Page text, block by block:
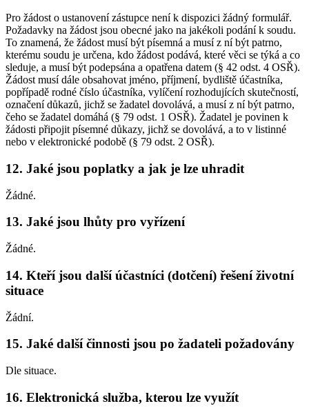
Pro žádost o ustanovení zástupce není k dispozici žádný formulář.
Požadavky na žádost jsou obecné jako na jakékoli podání k soudu.
To znamená, že žádost musí být písemná a musí z ní být patrno,
kterému soudu je určena, kdo žádost podává, které věci se týká a co
sleduje, a musí být podepsána a opatřena datem (§ 42 odst. 4 OSŘ).
Žádost musí dále obsahovat jméno, příjmení, bydliště účastníka,
popřípadě rodné číslo účastníka, vylíčení rozhodujících skutečností,
označení důkazů, jichž se žadatel dovolává, a musí z ní být patrno,
čeho se žadatel domáhá (§ 79 odst. 1 OSŘ). Žadatel je povinen k
žádosti připojit písemné důkazy, jichž se dovolává, a to v listinné
nebo v elektronické podobě (§ 79 odst. 2 OSŘ).
12. Jaké jsou poplatky a jak je lze uhradit
Žádné.
13. Jaké jsou lhůty pro vyřízení
Žádné.
14. Kteří jsou další účastníci (dotčení) řešení životní
situace
Žádní.
15. Jaké další činnosti jsou po žadateli požadovány
Dle situace.
16. Elektronická služba, kterou lze využít